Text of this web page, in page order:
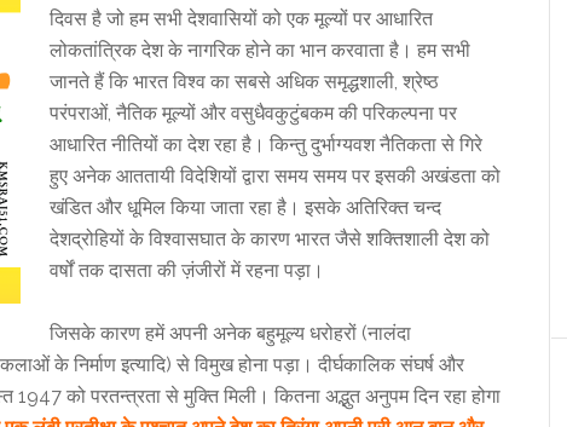
दिवस है जो हम सभी देशवासियों को एक मूल्यों पर आधारित
लोकतांत्रिक देश के नागरिक होने का भान करवाता है। हम सभी
जानते हैं कि भारत विश्व का सबसे अधिक समृद्धशाली, श्रेष्ठ
परंपराओं, नैतिक मूल्यों और वसुधैवकुटुंबकम की परिकल्पना पर
आधारित नीतियों का देश रहा है। किन्तु दुर्भाग्यवश नैतिकता से गिरे
हुए अनेक आततायी विदेशियों द्वारा समय समय पर इसकी अखंडता को
खंडित और धूमिल किया जाता रहा है। इसके अतिरिक्त चन्द
देशद्रोहियों के विश्वासघात के कारण भारत जैसे शक्तिशाली देश को
वर्षों तक दासता की ज़ंजीरों में रहना पड़ा।
जिसके कारण हमें अपनी अनेक बहुमूल्य धरोहरों (नालंदा
के निर्माण इत्यादि) से विमुख होना पड़ा। दीर्घकालिक संघर्ष और
1947 को परतन्त्रता से मुक्ति मिली। कितना अद्भुत अनुपम दिन रहा होगा